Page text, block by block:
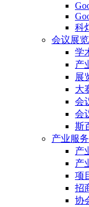
科
会议展览
学
产
展
大
会
会
斯
产业服务
产
产
项
招
协